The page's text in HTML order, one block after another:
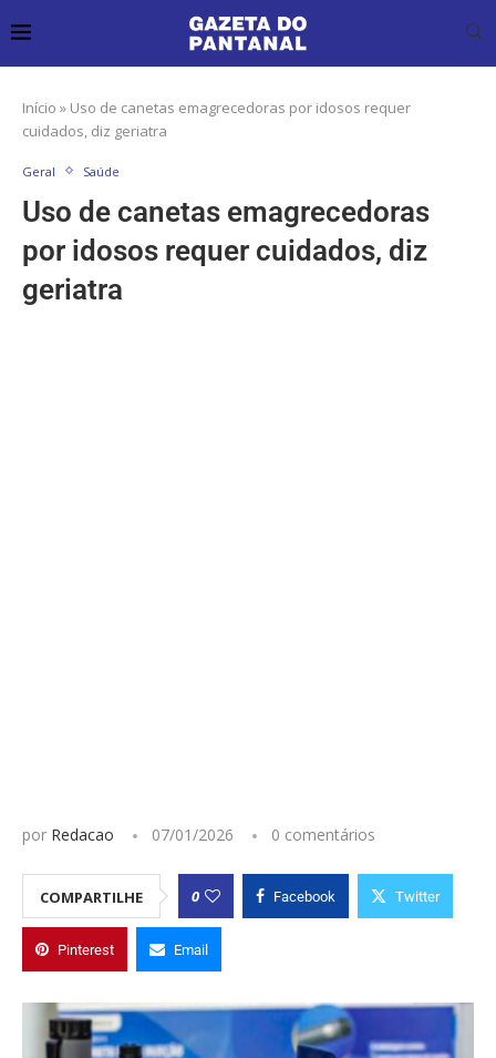
Início » Uso de canetas emagrecedoras por idosos requer
cuidados, diz geriatra
Geral Saúde
Uso de canetas emagrecedoras
por idosos requer cuidados, diz
geriatra
por Redacao 07/01/2026 0 comentários
COMPARTILHE 0 Facebook Twitter
Pinterest Email